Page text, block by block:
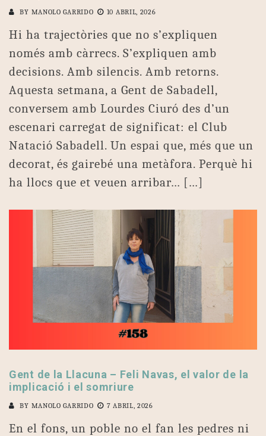
BY MANOLO GARRIDO 10 ABRIL, 2026
Hi ha trajectòries que no s’expliquen
només amb càrrecs. S’expliquen amb
decisions. Amb silencis. Amb retorns.
Aquesta setmana, a Gent de Sabadell,
conversem amb Lourdes Ciuró des d’un
escenari carregat de significat: el Club
Natació Sabadell. Un espai que, més que un
decorat, és gairebé una metàfora. Perquè hi
ha llocs que et veuen arribar… […]
Gent de la Llacuna – Feli Navas, el valor de la
implicació i el somriure
BY MANOLO GARRIDO 7 ABRIL, 2026
En el fons, un poble no el fan les pedres ni